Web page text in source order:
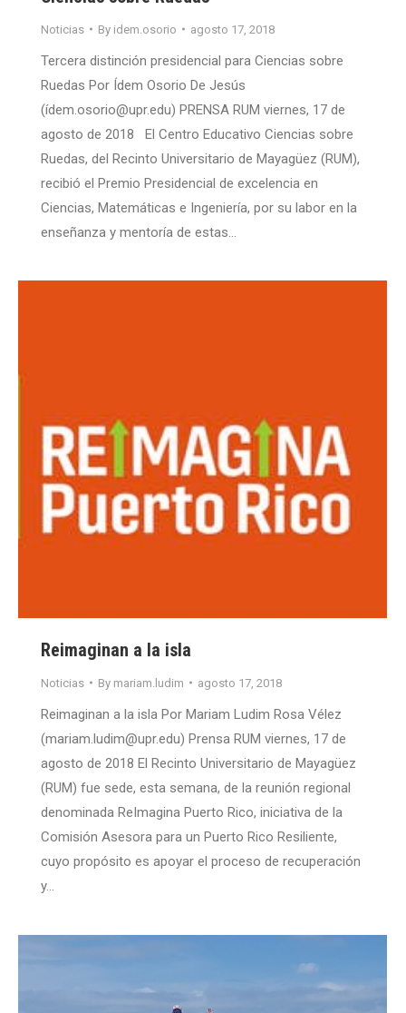
Noticias By idem.osorio agosto 17, 2018
Tercera distinción presidencial para Ciencias sobre
Ruedas Por Ídem Osorio De Jesús
(ídem.osorio@upr.edu) PRENSA RUM viernes, 17 de
agosto de 2018 El Centro Educativo Ciencias sobre
Ruedas, del Recinto Universitario de Mayagüez (RUM),
recibió el Premio Presidencial de excelencia en
Ciencias, Matemáticas e Ingeniería, por su labor en la
enseñanza y mentoría de estas…
Reimaginan a la isla
Noticias By mariam.ludim agosto 17, 2018
Reimaginan a la isla Por Mariam Ludim Rosa Vélez
(mariam.ludim@upr.edu) Prensa RUM viernes, 17 de
agosto de 2018 El Recinto Universitario de Mayagüez
(RUM) fue sede, esta semana, de la reunión regional
denominada ReImagina Puerto Rico, iniciativa de la
Comisión Asesora para un Puerto Rico Resiliente,
cuyo propósito es apoyar el proceso de recuperación
y…